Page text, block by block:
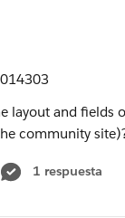
layout and fields
community
1 respuesta